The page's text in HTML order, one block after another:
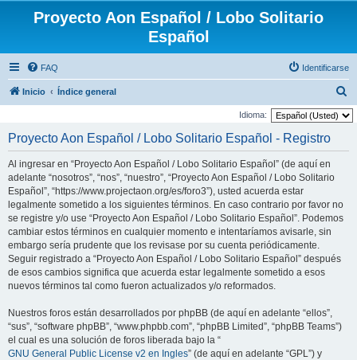
Proyecto Aon Español / Lobo Solitario
Español
FAQ Identificarse
Inicio Índice general
u
Idioma:
Proyecto Aon Español / Lobo Solitario Español - Registro
Al ingresar en “Proyecto Aon Español / Lobo Solitario Español” (de aquí en
adelante “nosotros”, “nos”, “nuestro”, “Proyecto Aon Español / Lobo Solitario
Español”, “https://www.projectaon.org/es/foro3”), usted acuerda estar
legalmente sometido a los siguientes términos. En caso contrario por favor no
se registre y/o use “Proyecto Aon Español / Lobo Solitario Español”. Podemos
cambiar estos términos en cualquier momento e intentaríamos avisarle, sin
embargo sería prudente que los revisase por su cuenta periódicamente.
Seguir registrado a “Proyecto Aon Español / Lobo Solitario Español” después
de esos cambios significa que acuerda estar legalmente sometido a esos
nuevos términos tal como fueron actualizados y/o reformados.
Nuestros foros están desarrollados por phpBB (de aquí en adelante “ellos”,
“sus”, “software phpBB”, “www.phpbb.com”, “phpBB Limited”, “phpBB Teams”)
el cual es una solución de foros liberada bajo la “
GNU General Public License v2 en Ingles” (de aquí en adelante “GPL”) y